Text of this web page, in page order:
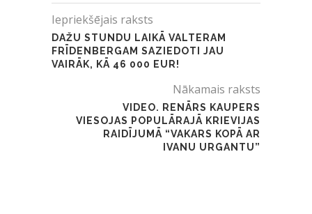
Iepriekšējais raksts
DAŽU STUNDU LAIKĀ VALTERAM
FRĪDENBERGAM SAZIEDOTI JAU
VAIRĀK, KĀ 46 000 EUR!
Nākamais raksts
VIDEO. RENĀRS KAUPERS
VIESOJAS POPULĀRAJĀ KRIEVIJAS
RAIDĪJUMĀ “VAKARS KOPĀ AR
IVANU URGANTU”